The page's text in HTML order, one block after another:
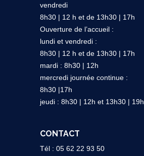
vendredi
8h30 | 12 h et de 13h30 | 17h
Ouverture de l’accueil :
lundi et vendredi :
8h30 | 12 h et de 13h30 | 17h
mardi : 8h30 | 12h
mercredi journée continue :
8h30 |17h
jeudi : 8h30 | 12h et 13h30 | 19h
CONTACT
Tél : 05 62 22 93 50